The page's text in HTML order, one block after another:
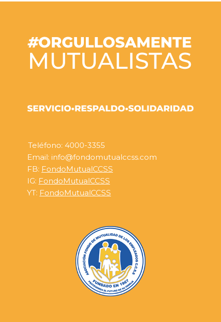
Teléfono: 4000-3355
Email: info@fondomutualccss.com
FB: FondoMutualCCSS
IG: FondoMutualCCSS
YT: FondoMutualCCSS